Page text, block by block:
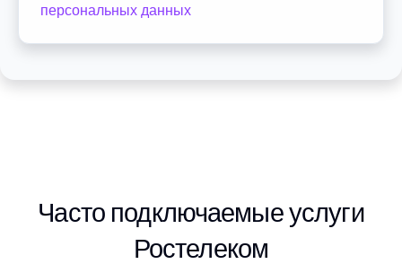
персональных данных
Часто подключаемые услуги
Ростелеком